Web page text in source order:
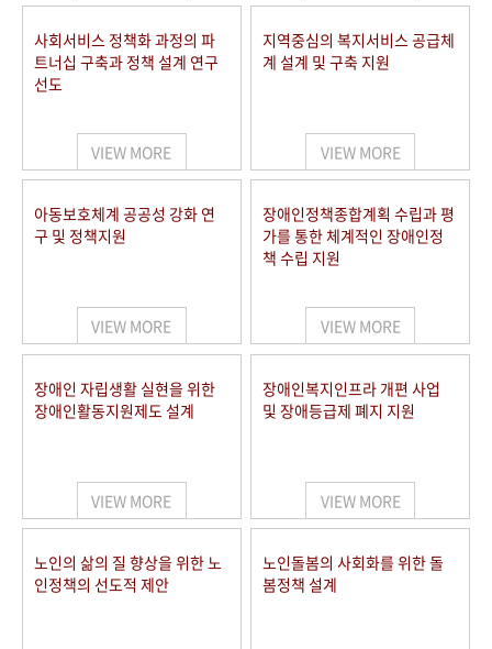
사회서비스 정책화 과정의 파
트너십 구축과 정책 설계 연구
선도
VIEW MORE
지역중심의 복지서비스 공급체
계 설계 및 구축 지원
VIEW MORE
아동보호체계 공공성 강화 연
구 및 정책지원
VIEW MORE
장애인정책종합계획 수립과 평
가를 통한 체계적인 장애인정
책 수립 지원
VIEW MORE
장애인 자립생활 실현을 위한
장애인활동지원제도 설계
VIEW MORE
장애인복지인프라 개편 사업
및 장애등급제 폐지 지원
VIEW MORE
노인의 삶의 질 향상을 위한 노
인정책의 선도적 제안
노인돌봄의 사회화를 위한 돌
봄정책 설계